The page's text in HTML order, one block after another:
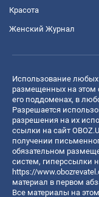
Красота
Женский Журнал
Использование любых
размещенных на этом
его поддоменах, в
Разрешается
разрешения на их
ссылки на сайт
получении
обязательном
систем, гиперссылки
https://
материал в первом
Все материалы на